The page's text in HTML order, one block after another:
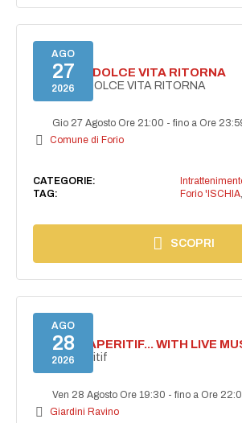
AGO
27
2026
FORIO LA DOLCE VITA RITORNA
FORIO LA DOLCE VITA RITORNA
Gio 27 Agosto Ore 21:00 -fino a Ore
Comune di Forio
CATEGORIE:
TAG:
Forio 'ISCHIA,
SCOPRI
AGO
28
2026
SECRET APERITIF... WITH LIVE
Secret aperitif
Ven 28 Agosto Ore 19:30 -fino a Ore
Giardini Ravino